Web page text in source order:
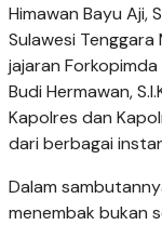
Himawan Bayu Aji,
Sulawesi Tenggara
jajaran
Budi Hermawan,
Kapolres dan
dari berbagai
Dalam
menembak bukan